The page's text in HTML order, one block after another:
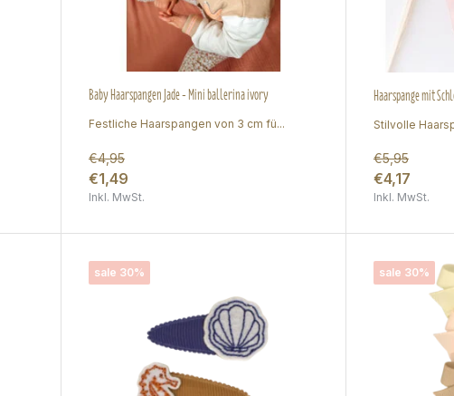
Baby Haarspangen Jade - Mini ballerina ivory
Festliche Haarspangen von 3 cm fü...
€4,95
€1,49
Inkl. MwSt.
Haarspange mit
Stilvolle
€5,95
€4,17
Inkl. MwSt.
sale 30% sale 30%